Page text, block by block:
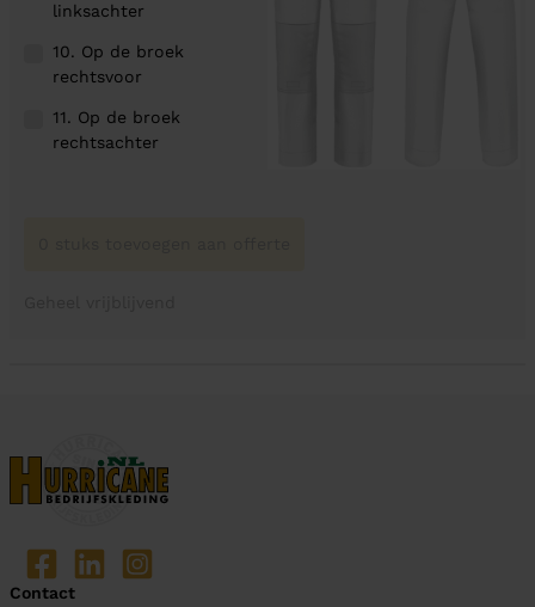
linksachter
10. Op de broek
rechtsvoor
11. Op de broek
rechtsachter
Contact